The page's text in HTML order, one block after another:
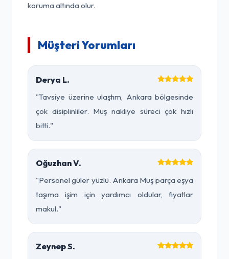
koruma altında olur.
Müşteri Yorumları
Derya L.
"Tavsiye üzerine ulaştım, Ankara bölgesinde
çok disiplinliler. Muş nakliye süreci çok hızlı
bitti."
Oğuzhan V.
"Personel güler yüzlü. Ankara Muş parça eşya
taşıma işim için yardımcı oldular, fiyatlar
makul."
Zeynep S.